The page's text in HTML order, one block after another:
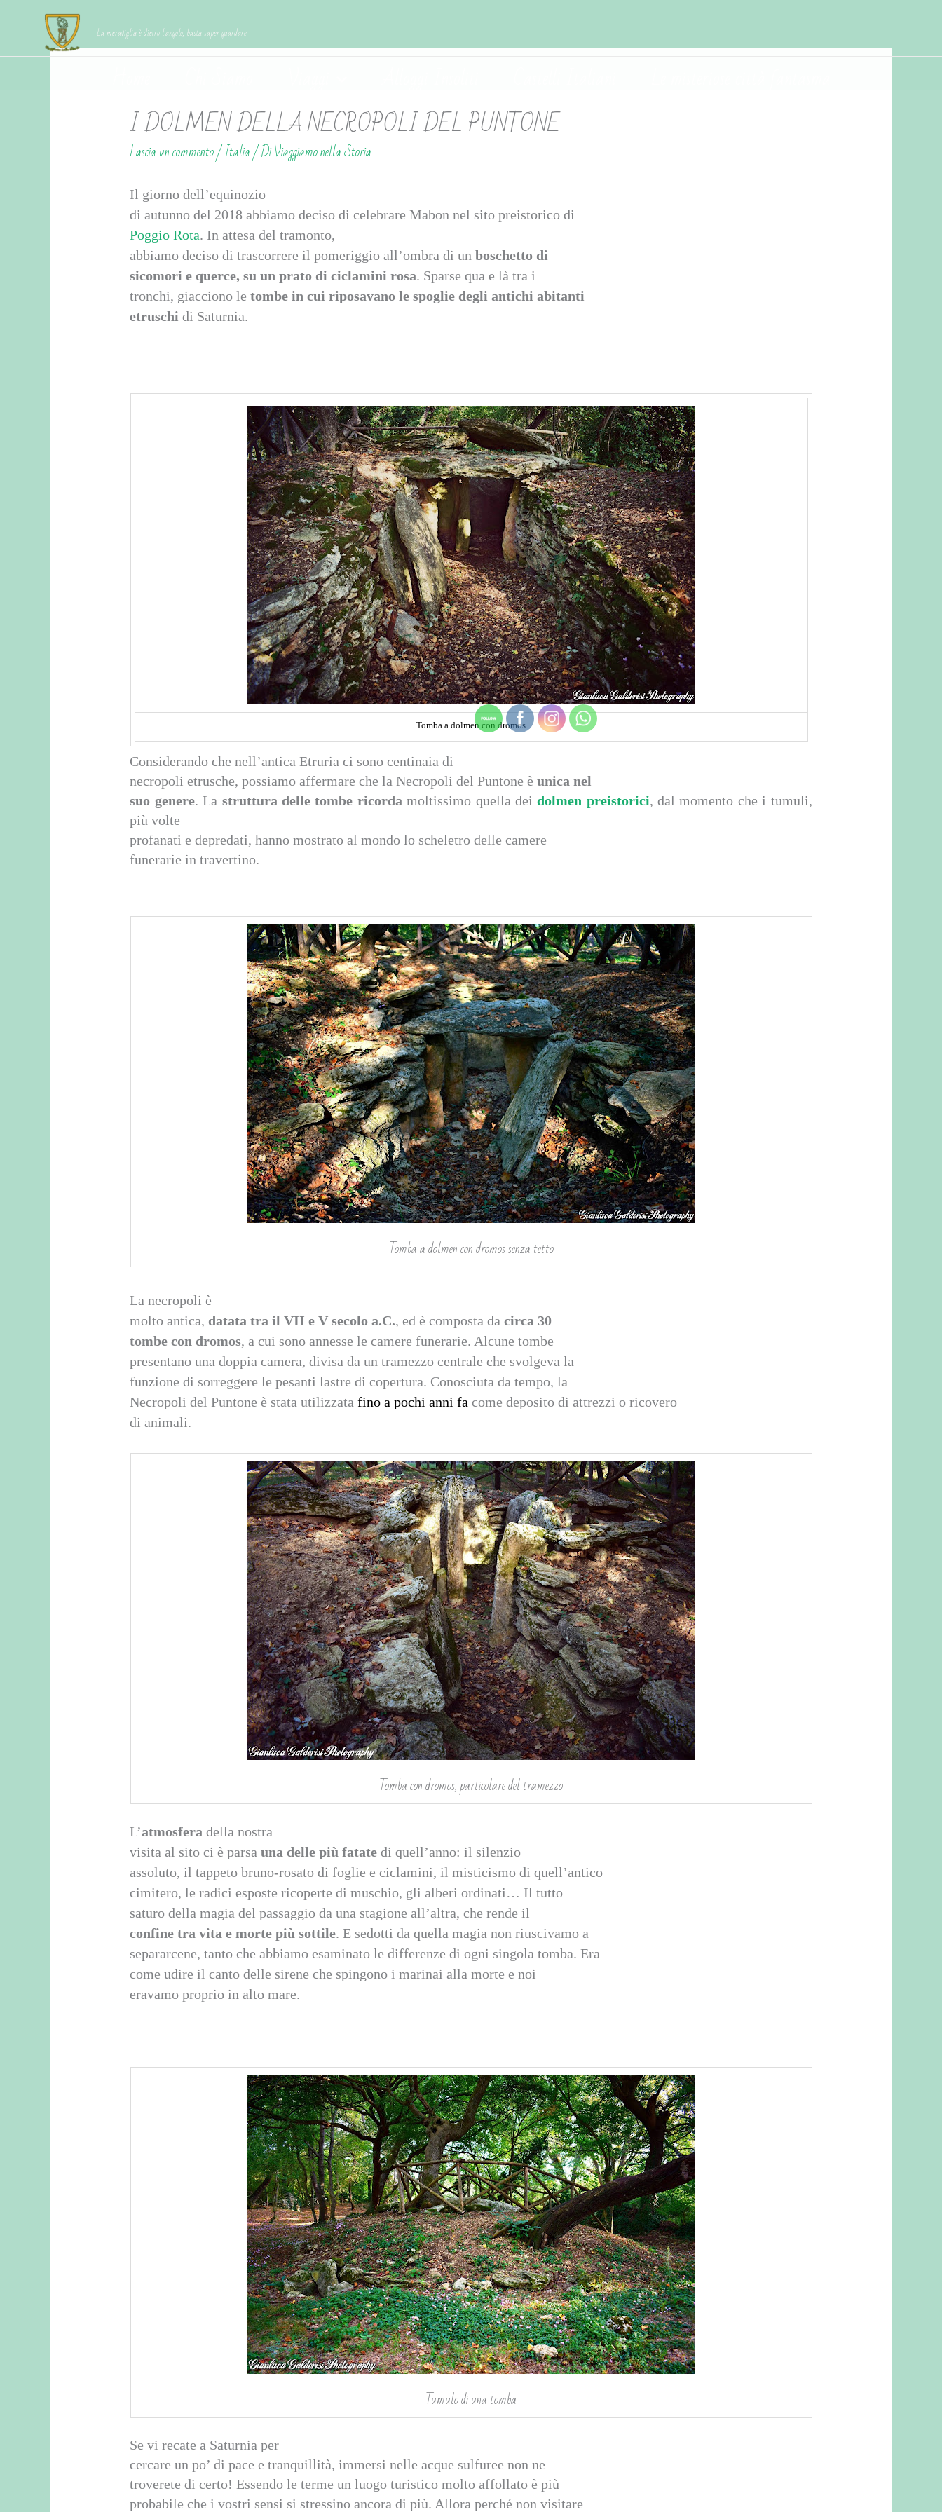
La meraviglia è dietro l'angolo, basta saper guardare
I DOLMEN DELLA NECROPOLI DEL PUNTONE
Lascia un commento/Italia/ DiViaggiamo nella Storia
Il giorno dell’equinozio
di autunno del 2018 abbiamo deciso di celebrare Mabon nel sito preistorico di
Poggio Rota. In attesa del tramonto,
abbiamo deciso di trascorrere il pomeriggio all’ombra di unboschetto di
sicomori e querce, su un prato di ciclamini rosa. Sparse qua e là tra i
tronchi, giacciono letombe in cui riposavano le spoglie degli antichi abitanti
etruschi di Saturnia.
Tomba a dolmen con dromos
Considerando che nell’antica Etruria ci sono centinaia di
necropoli etrusche, possiamo affermare che la Necropoli del Puntone èunica nel
suo genere. La struttura delle tombe ricorda moltissimo quella deidolmen preistorici, dal momento che i tumuli,
più volte
profanati e depredati, hanno mostrato al mondo lo scheletro delle camere
funerarie in travertino.
Tomba a dolmen con dromos senza tetto
La necropoli è
molto antica, datata tra il VII e V secolo a.C., ed è composta dacirca 30
tombe con dromos, a cui sono annesse le camere funerarie. Alcune tombe
presentano una doppia camera, divisa da un tramezzo centrale che svolgeva la
funzione di sorreggere le pesanti lastre di copertura. Conosciuta da tempo, la
Necropoli del Puntone è stata utilizzatafino a pochi anni fa come deposito di attrezzi o ricovero
di animali.
Tomba con dromos, particolare del tramezzo
L’atmosfera della nostra
visita al sito ci è parsauna delle più fatate di quell’anno: il silenzio
assoluto, il tappeto bruno-rosato di foglie e ciclamini, il misticismo di quell’antico
cimitero, le radici esposte ricoperte di muschio, gli alberi ordinati… Il tutto
saturo della magia del passaggio da una stagione all’altra, che rende il
confine tra vita e morte più sottile. E sedotti da quella magia non riuscivamo a
separarcene, tanto che abbiamo esaminato le differenze di ogni singola tomba. Era
come udire il canto delle sirene che spingono i marinai alla morte e noi
eravamo proprio in alto mare.
Tumulo di una tomba
Se vi recate a Saturnia per
cercare un po’ di pace e tranquillità, immersi nelle acque sulfuree non ne
troverete di certo! Essendo le terme un luogo turistico molto affollato è più
probabile che i vostri sensi si stressino ancora di più. Allora perché non visitare